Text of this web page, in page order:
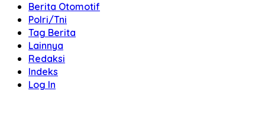
Berita Otomotif
Polri/Tni
Tag Berita
Lainnya
Redaksi
Indeks
Log In